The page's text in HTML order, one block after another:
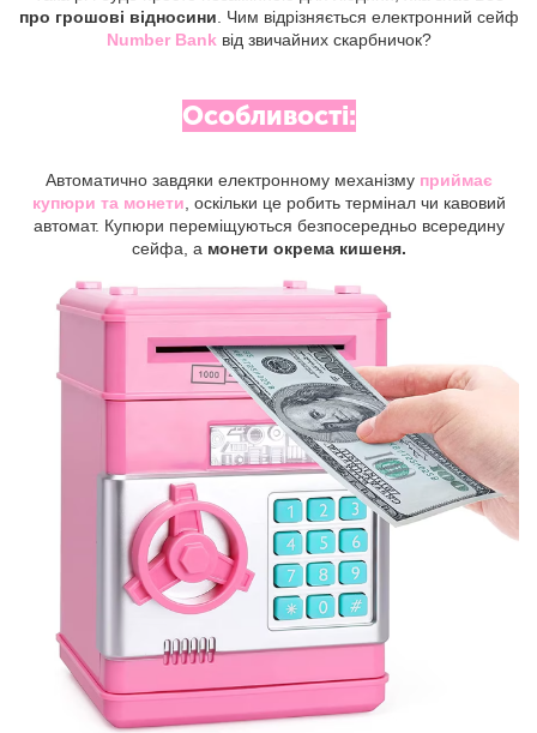
про грошові відносини. Чим відрізняється електронний сейф
Number Bankвід звичайних скарбничок?
Особливості:
Автоматично завдяки електронному механізму приймає
купюри та монети, оскільки це робить термінал чи кавовий
автомат. Купюри переміщуються безпосередньо всередину
сейфа, а монети окрема кишеня.